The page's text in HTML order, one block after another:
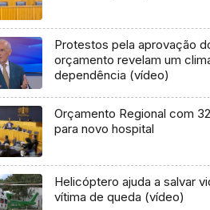
Protestos pela aprovação
orçamento revelam um
dependência (vídeo)
Orçamento Regional com
para novo hospital
Helicóptero ajuda a salvar
vítima de queda (vídeo)